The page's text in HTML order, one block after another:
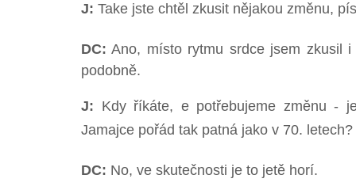
J: Take jste chtěl zkusit nějakou změnu,
DC: Ano, místo rytmu srdce jsem zkusil i
podobně.
J: Kdy říkáte, e potřebujeme změnu -
Jamajce pořád tak patná jako v 70. letech?
DC: No, ve skutečnosti je to jetě horí.